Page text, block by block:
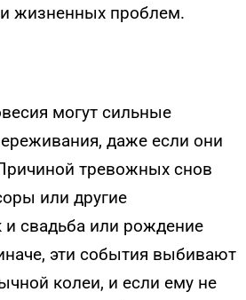
жизненных проблем.
могут сильные
даже если они
тревожных снов
или другие
и свадьба или рождение
эти события выбивают
колеи, и если ему не